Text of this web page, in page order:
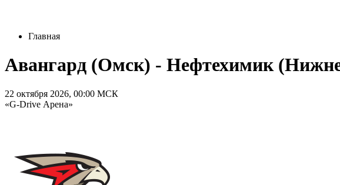
Главная
Авангард (Омск) - Нефтехимик
22 октября 2026, 00:00 МСК
«G-Drive Арена»